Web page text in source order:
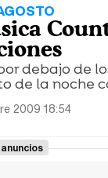
debajo de
de la noche
2009 18:54